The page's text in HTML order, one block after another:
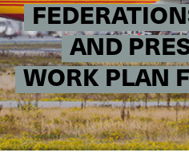
AND
WORK PLAN